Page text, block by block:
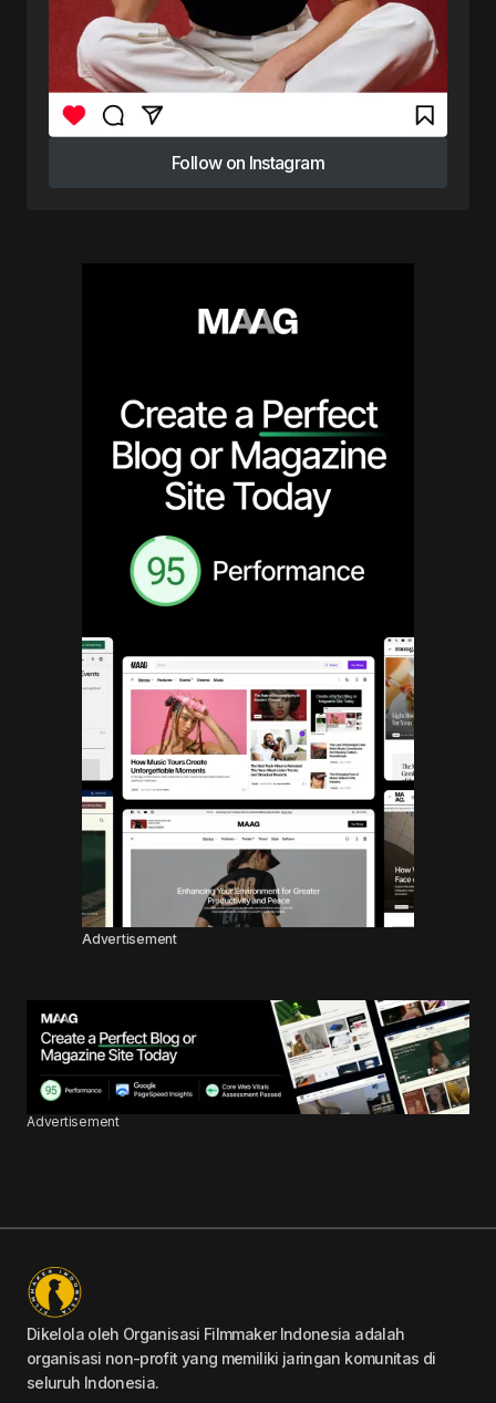
Follow on Instagram
Follow on Instagram
Advertisement
Advertisement
Dikelola oleh Organisasi Filmmaker Indonesia adalah
organisasi non-profit yang memiliki jaringan komunitas di
seluruh Indonesia.